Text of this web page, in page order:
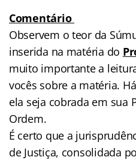
Comentário
Observem o teor da
inserida na matéria do
muito importante a
vocês sobre a matéria.
ela seja cobrada em sua
Ordem.
É certo que a
de Justiça, consolidada